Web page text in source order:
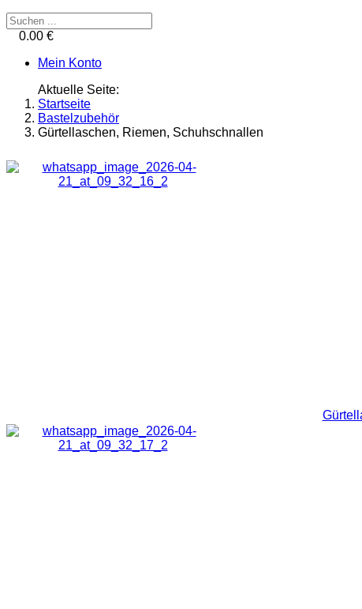
0.00 €
Mein Konto
Aktuelle Seite:
Startseite
Bastelzubehör
Gürtellaschen, Riemen, Schuhschnallen